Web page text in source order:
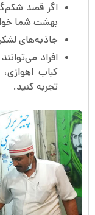
اگر قصد
بهشت شما
جاذبه‌های
افراد
کباب‌
تجربه کنید.